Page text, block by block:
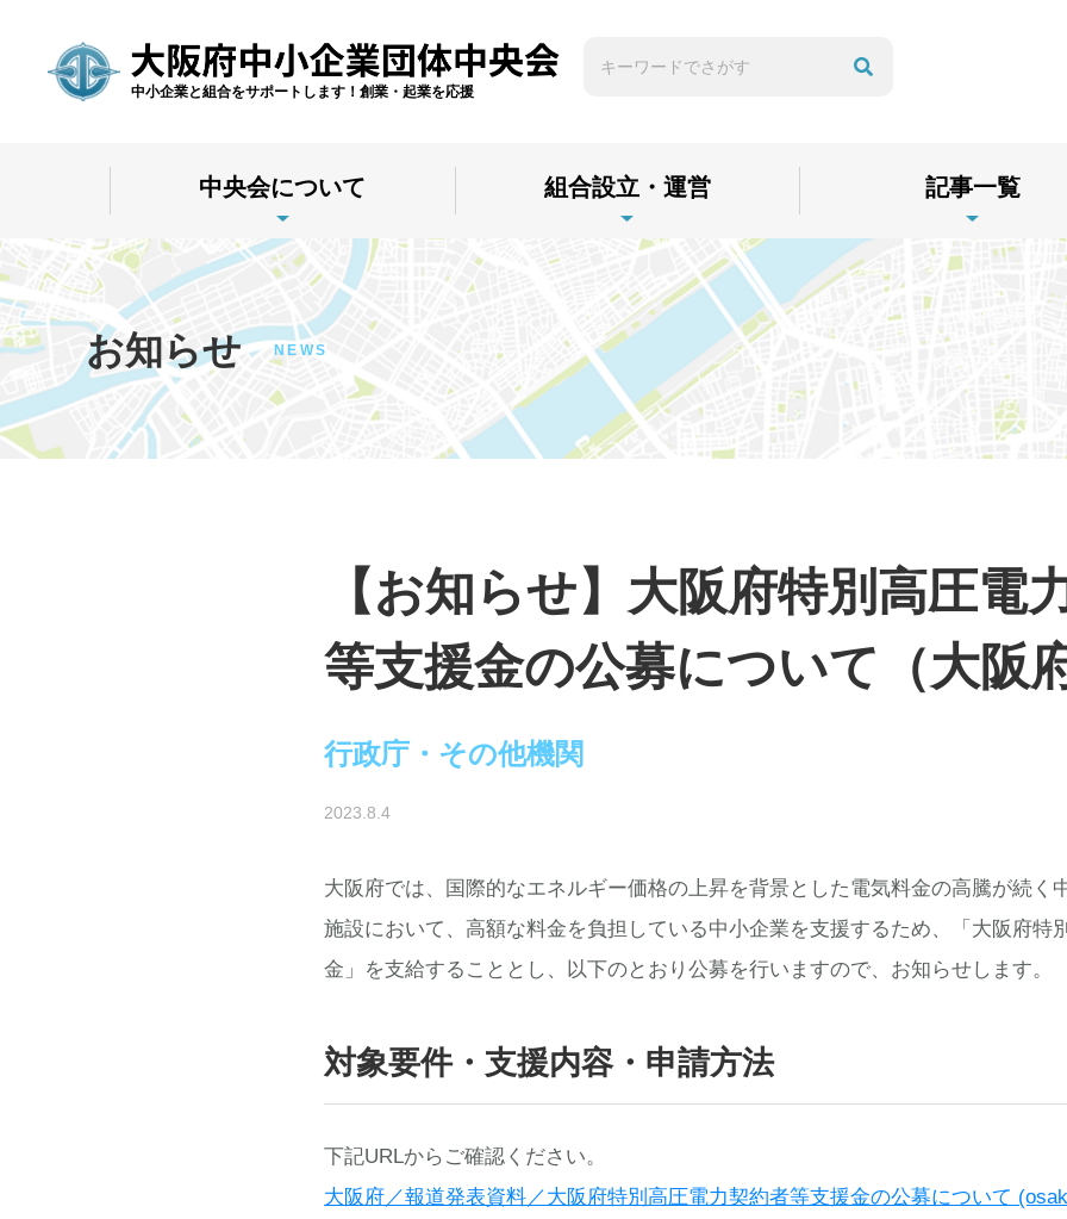
中小企業と組合をサポートします！創業・起業を応援
中央会について 組合設立・運営 記事一覧
お知らせ NEWS
【お知らせ】大阪府特別高圧電
等支援金の公募について（大阪
行政庁・その他機関
2023.8.4
大阪府では、国際的なエネルギー価格の上昇を背景とした電気料金の高騰が続く
施設において、高額な料金を負担している中小企業を支援するため、「大阪府特
金」を支給することとし、以下のとおり公募を行いますので、お知らせします。
対象要件・支援内容・申請方法
下記URLからご確認ください。
大阪府／報道発表資料／大阪府特別高圧電力契約者等支援金の公募について